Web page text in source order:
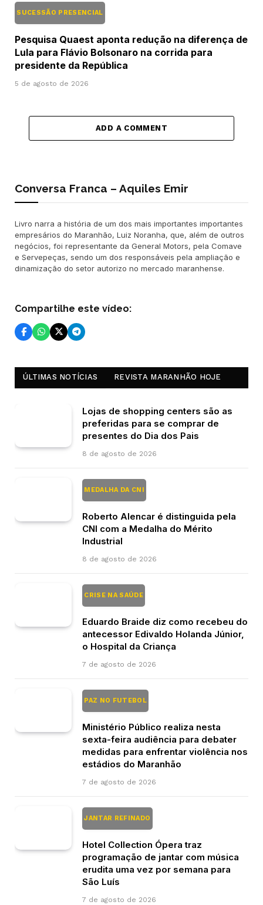
SUCESSÃO PRESENCIAL
Pesquisa Quaest aponta redução na diferença de
Lula para Flávio Bolsonaro na corrida para
presidente da República
5 de agosto de 2026
ADD A COMMENT
Conversa Franca – Aquiles Emir
Livro narra a história de um dos mais importantes importantes
empresários do Maranhão, Luiz Noranha, que, além de outros
negócios, foi representante da General Motors, pela Comave
e Servepeças, sendo um dos responsáveis pela ampliação e
dinamização do setor autorizo no mercado maranhense.
Compartilhe este vídeo:
ÚLTIMAS NOTÍCIAS REVISTA MARANHÃO HOJE
Lojas de shopping centers são as
preferidas para se comprar de
presentes do Dia dos Pais
8 de agosto de 2026
MEDALHA DA CNI
Roberto Alencar é distinguida pela
CNI com a Medalha do Mérito
Industrial
8 de agosto de 2026
CRISE NA SAÚDE
Eduardo Braide diz como recebeu do
antecessor Edivaldo Holanda Júnior,
o Hospital da Criança
7 de agosto de 2026
PAZ NO FUTEBOL
Ministério Público realiza nesta
sexta-feira audiência para debater
medidas para enfrentar violência nos
estádios do Maranhão
7 de agosto de 2026
JANTAR REFINADO
Hotel Collection Ópera traz
programação de jantar com música
erudita uma vez por semana para
São Luís
7 de agosto de 2026